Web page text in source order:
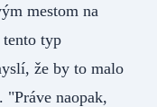
mestom na
typ
že by to malo
naopak,